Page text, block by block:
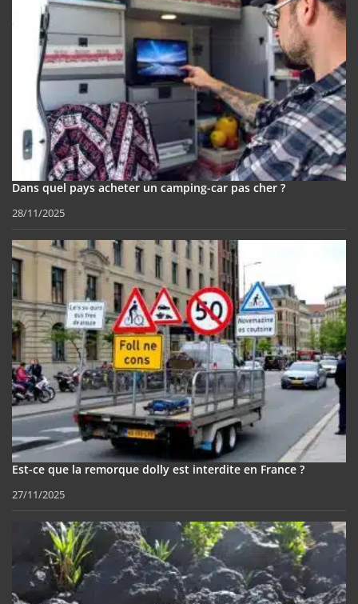
Dans quel pays acheter un camping-car pas cher ?
28/11/2025
Est-ce que la remorque dolly est interdite en France ?
27/11/2025